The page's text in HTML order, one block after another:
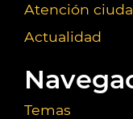
Atención
Actualidad
Temas